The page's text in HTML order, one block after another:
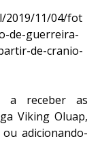
2019/11/04/fot
de-guerreira-
de-cranio-
a receber as
Viking Oluap,
adicionando-